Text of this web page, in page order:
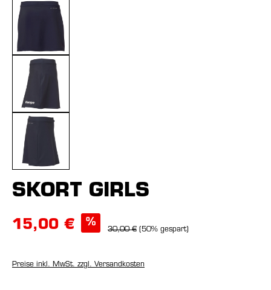
SKORT GIRLS
15,00 € %
30,00 € (50% gespart)
Preise inkl. MwSt. zzgl. Versandkosten